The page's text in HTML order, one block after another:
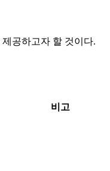
공하고자 할 것이다.
비고